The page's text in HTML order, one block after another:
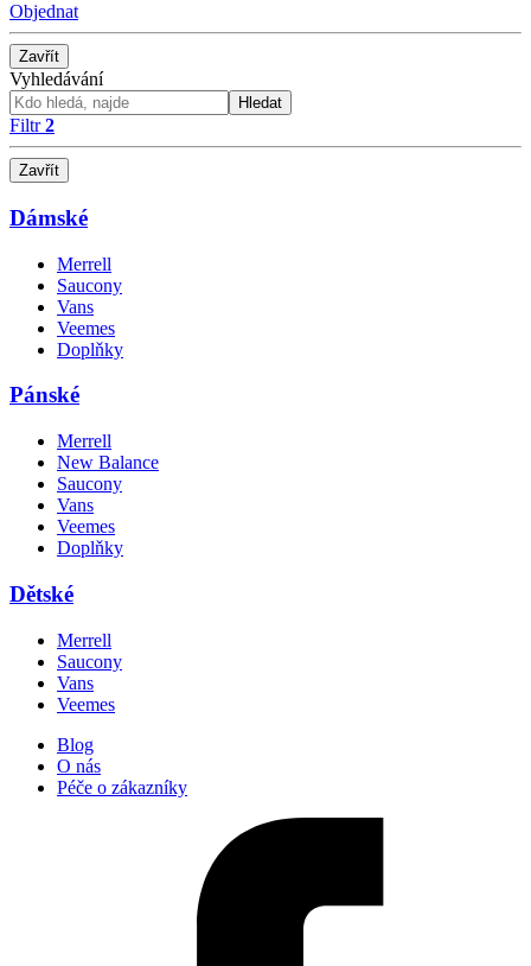
Objednat
Zavřít
Vyhledávání
Hledat
Filtr2
Zavřít
Dámské
Merrell
Saucony
Vans
Veemes
Doplňky
Pánské
Merrell
New Balance
Saucony
Vans
Veemes
Doplňky
Dětské
Merrell
Saucony
Vans
Veemes
Blog
O nás
Péče o zákazníky